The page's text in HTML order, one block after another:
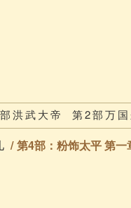
洪武大帝 第2部万国
第4部：粉饰太平 第